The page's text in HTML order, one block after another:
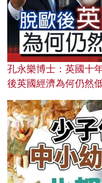
孔永樂博士：英國十
後英國經濟為何仍然